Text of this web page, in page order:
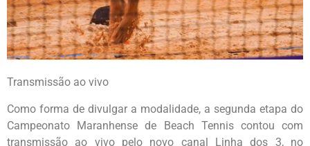
Transmissão ao vivo
Como forma de divulgar a modalidade, a segunda etapa do
Campeonato Maranhense de Beach Tennis contou com
transmissão ao vivo pelo novo canal Linha dos 3, no